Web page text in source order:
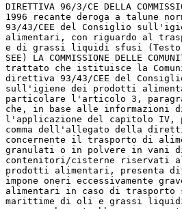
DIRETTIVA 96/3/CE DELLA
1996 recante deroga a talune
93/43/CEE del Consiglio
alimentari, con riguardo al
e di grassi liquidi sfusi
SEE) LA COMMISSIONE DELLE
trattato che istituisce la
direttiva 93/43/CEE del
sull'igiene dei prodotti
particolare l'articolo 3,
che, in base alle informazioni
l'applicazione del capitolo IV,
comma dell'allegato della
concernente il trasporto di
granulati o in polvere in vani
contenitori/cisterne riservati
prodotti alimentari, presenta
impone oneri eccessivamente
alimentari in caso di trasporto
marittime di oli e grassi liquidi